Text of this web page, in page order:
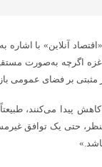
آنلاین» با اشاره
اگرچه به‌صورت
بر فضای عمومی
پیدا می‌کنند،
منظر، حتی یک توافق